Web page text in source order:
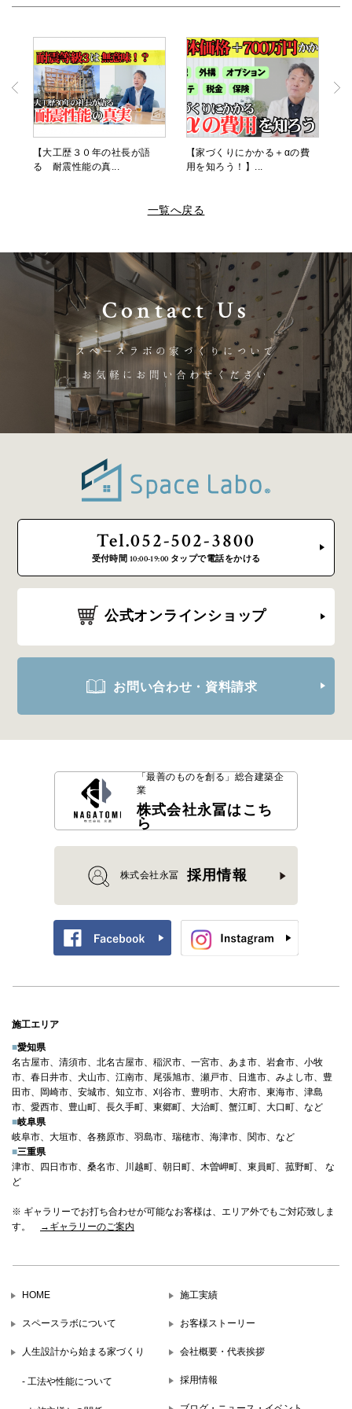
【大工歴３０年の社長が語
る 耐震性能の真...
【家づくりにかかる＋αの費
用を知ろう！】...
一覧へ戻る
Contact Us
スペースラボの家づくりについて
お気軽にお問い合わせください
Tel.052-502-3800
受付時間 10:00-19:00 タップで電話をかける
公式オンラインショップ
お問い合わせ・資料請求
「最善のものを創る」 総合建築企
業
株式会社永冨はこち
ら
株式会社永冨 採用情報
施工エリア
■愛知県
名古屋市、清須市、北名古屋市、稲沢市、一宮市、あま市、岩倉市、小牧
市、春日井市、犬山市、江南市、尾張旭市、瀬戸市、日進市、みよし市、豊
田市、岡崎市、安城市、知立市、刈谷市、豊明市、大府市、東海市、津島
市、愛西市、豊山町、長久手町、東郷町、大治町、蟹江町、大口町、など
■岐阜県
岐阜市、大垣市、各務原市、羽島市、瑞穂市、海津市、関市、など
■三重県
津市、四日市市、桑名市、川越町、朝日町、木曽岬町、東員町、菰野町、 な
ど
※ ギャラリーでお打ち合わせが可能なお客様は、エリア外でもご対応致しま
す。
→ギャラリーのご案内
HOME
スペースラボについて
人生設計から始まる家づくり
- 工法や性能について
施工実績
お客様ストーリー
会社概要・代表挨拶
採用情報